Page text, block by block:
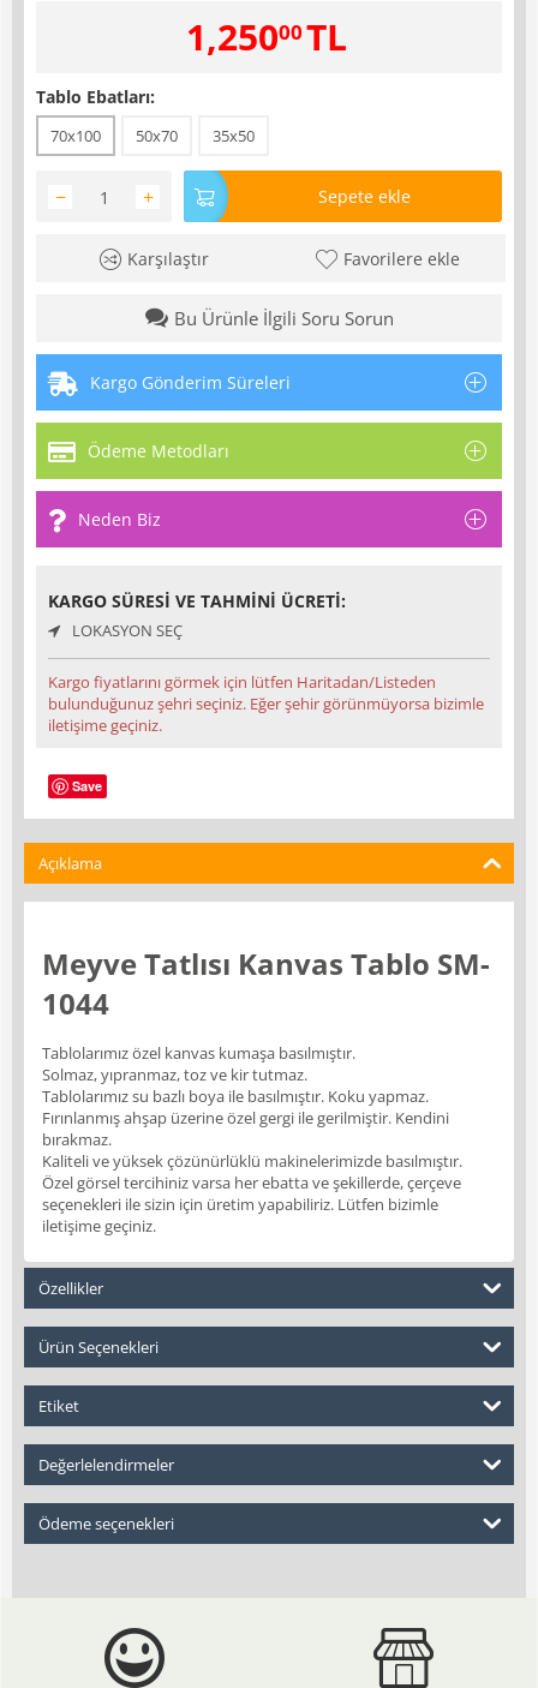
1,25000TL
Tablo Ebatları:
70x100 50x70 35x50
+
− Sepete ekle
Karşılaştır Favorilere ekle
Bu Ürünle İlgili Soru Sorun
Kargo Gönderim Süreleri
Ödeme Metodları
Neden Biz
KARGO SÜRESI VE TAHMINI ÜCRETI:
LOKASYON SEÇ
Kargo fiyatlarını görmek için lütfen Haritadan/Listeden
bulunduğunuz şehri seçiniz. Eğer şehir görünmüyorsa bizimle
iletişime geçiniz.
Save
Açıklama
Meyve Tatlısı Kanvas Tablo SM-
1044
Tablolarımız özel kanvas kumaşa basılmıştır.
Solmaz, yıpranmaz, toz ve kir tutmaz.
Tablolarımız su bazlı boya ile basılmıştır. Koku yapmaz.
Fırınlanmış ahşap üzerine özel gergi ile gerilmiştir. Kendini
bırakmaz.
Kaliteli ve yüksek çözünürlüklü makinelerimizde basılmıştır.
Özel görsel tercihiniz varsa her ebatta ve şekillerde, çerçeve
seçenekleri ile sizin için üretim yapabiliriz. Lütfen bizimle
iletişime geçiniz.
Özellikler
Ürün Seçenekleri
Etiket
Değerlelendirmeler
Ödeme seçenekleri